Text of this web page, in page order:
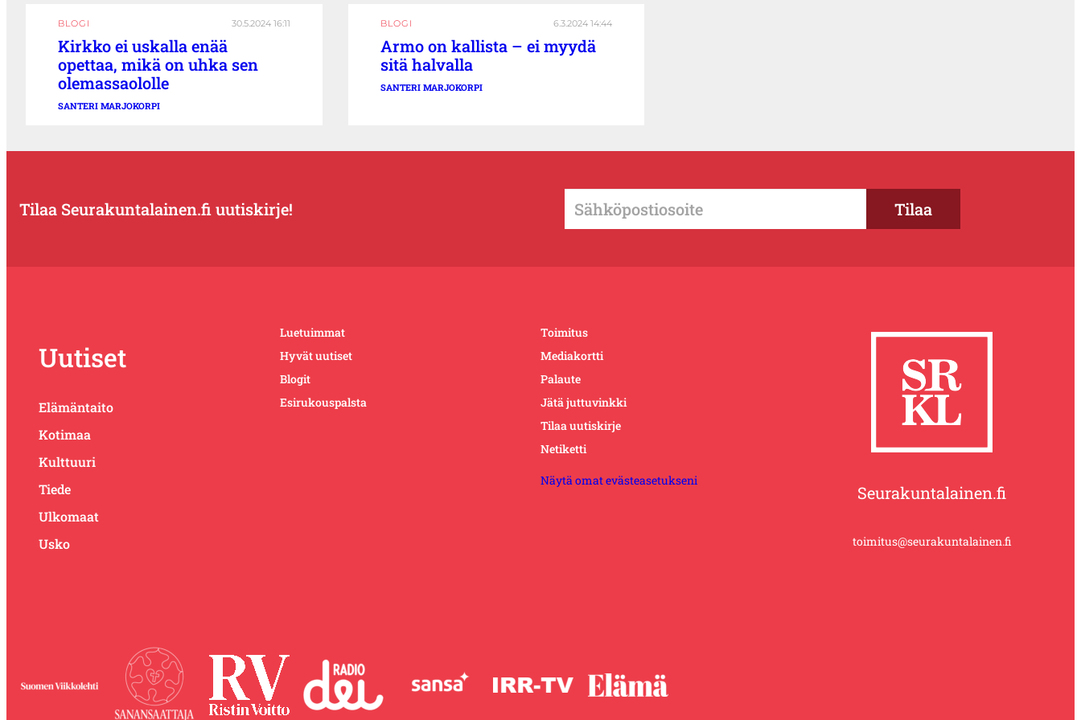
BLOGI 30.5.2024 16:11
Kirkko ei uskalla enää
opettaa, mikä on uhka sen
olemassaololle
SANTERI MARJOKORPI
BLOGI 6.3.2024 14:44
Armo on kallista – ei myydä
sitä halvalla
SANTERI MARJOKORPI
Tilaa Seurakuntalainen.fi uutiskirje!
Uutiset
Elämäntaito
Kotimaa
Kulttuuri
Tiede
Ulkomaat
Usko
Luetuimmat
Hyvät uutiset
Blogit
Esirukouspalsta
Toimitus
Mediakortti
Palaute
Jätä juttuvinkki
Tilaa uutiskirje
Netiketti
Näytä omat evästeasetukseni
Seurakuntalainen.fi
toimitus@seurakuntalainen.fi